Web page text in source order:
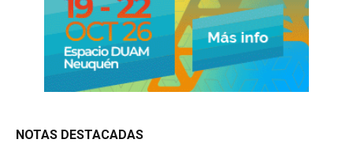
NOTAS DESTACADAS